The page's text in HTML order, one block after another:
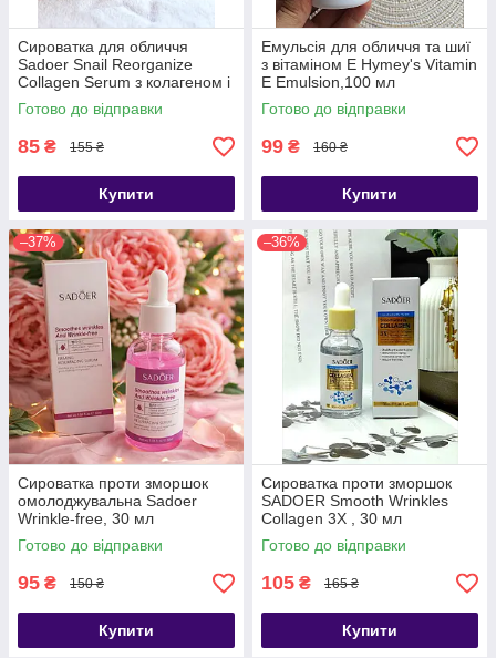
Сироватка для обличчя
Sadoer Snail Reorganize
Collagen Serum з колагеном і
екстрактом слизу равлика, 30
мл
Готово до відправки
85 ₴ 155 ₴
Купити
Емульсія для обличчя та шиї
з вітаміном Е Hymey's Vitamin
E Emulsion,100 мл
Готово до відправки
99 ₴ 160 ₴
Купити
–37%
Сироватка проти зморшок
омолоджувальна Sadoer
Wrinkle-free, 30 мл
Готово до відправки
95 ₴ 150 ₴
Купити
–36%
Сироватка проти зморшок
SADOER Smooth Wrinkles
Collagen 3X , 30 мл
Готово до відправки
105 ₴ 165 ₴
Купити